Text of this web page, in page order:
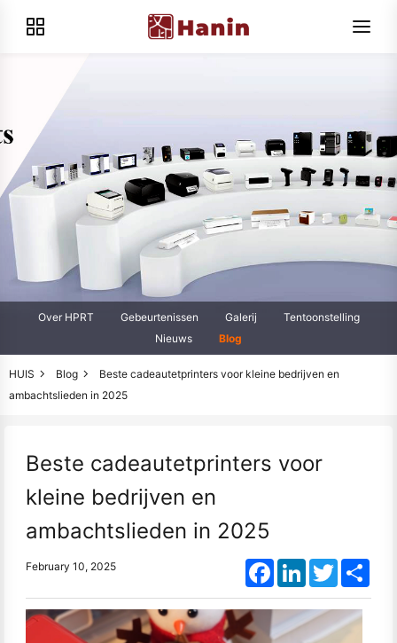
Over HPRT Gebeurtenissen Galerij
Tentoonstelling
Nieuws
Blog
HUIS Blog
Beste cadeautetprinters voor kleine bedrijven en
ambachtslieden in 2025
Beste cadeautetprinters voor
kleine bedrijven en
ambachtslieden in 2025
February 10, 2025 FacebookLinkedInTwitter